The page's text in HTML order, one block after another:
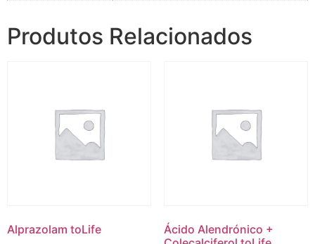
Produtos Relacionados
Alprazolam toLife
Ácido Alendrónico +